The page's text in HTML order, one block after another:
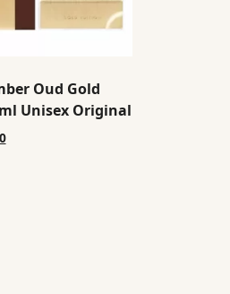
Oud Gold
Unisex Original